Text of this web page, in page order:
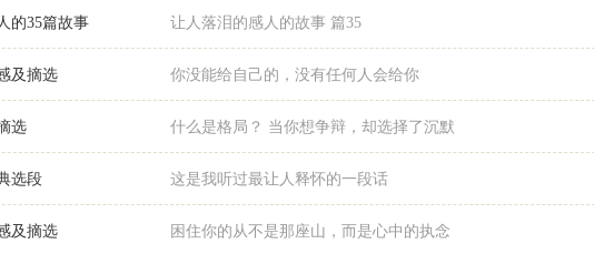
的35篇故事 让人落泪的感人的故事 篇35
及摘选 你没能给自己的，没有任何人会给你
选 什么是格局？ 当你想争辩，却选择了沉默
选段 这是我听过最让人释怀的一段话
及摘选 困住你的从不是那座山，而是心中的执念